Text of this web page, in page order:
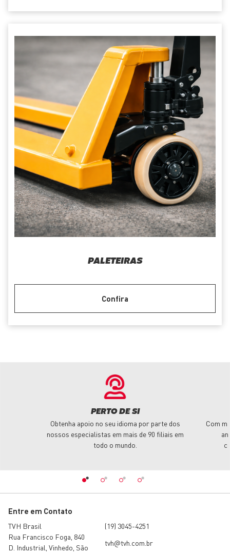
PALETEIRAS
Confira
PERTO DE SI
Obtenha apoio no seu idioma por parte dos
nossos especialistas em mais de 90 filiais em
todo o mundo.
Com
Entre em Contato
TVH Brasil
Rua Francisco Foga, 840
D. Industrial, Vinhedo, São
(19) 3045-4251
tvh@tvh.com.br